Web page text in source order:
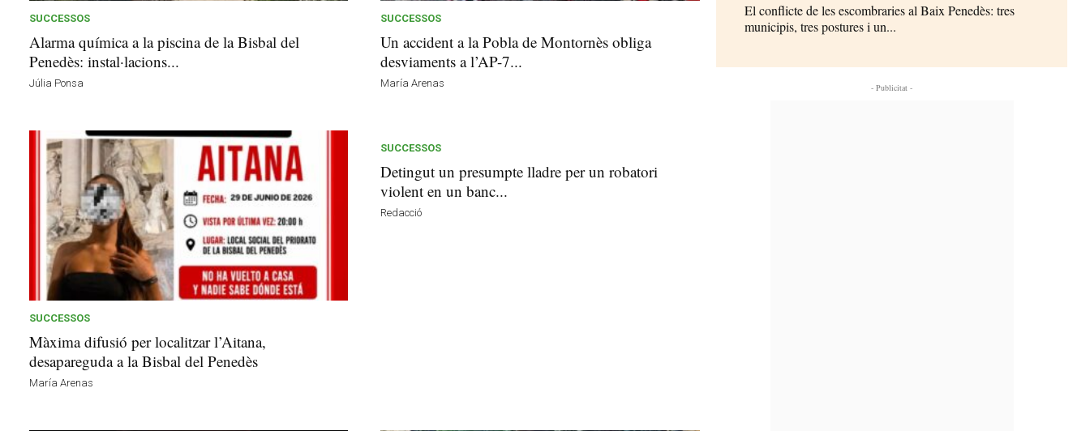
SUCCESSOS
Alarma química a la piscina de la Bisbal del
Penedès: instal·lacions...
Júlia Ponsa
SUCCESSOS
Un accident a la Pobla de Montornès obliga
desviaments a l’AP-7...
María Arenas
SUCCESSOS
Màxima difusió per localitzar l’Aitana,
desapareguda a la Bisbal del Penedès
María Arenas
SUCCESSOS
Detingut un presumpte lladre per un robatori
violent en un banc...
Redacció
El conflicte de les escombraries al Baix Penedès: tres
municipis, tres postures i un...
- Publicitat -